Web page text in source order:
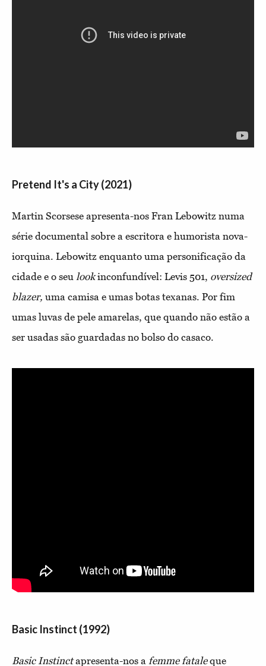
Pretend It's a City (2021)
Martin Scorsese apresenta-nos Fran Lebowitz numa
série documental sobre a escritora e humorista nova-
iorquina. Lebowitz enquanto uma personificação da
cidade e o seu lookinconfundível: Levis 501, oversized
blazer, uma camisa e umas botas texanas. Por fim
umas luvas de pele amarelas, que quando não estão a
ser usadas são guardadas no bolso do casaco.
Basic Instinct (1992)
Basic Instinctapresenta-nos a femme fataleque